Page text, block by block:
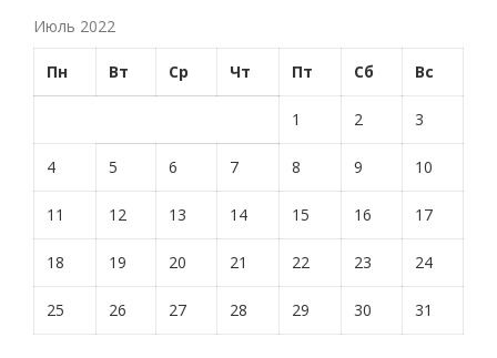
Июль 2022
Пн Вт Ср Чт Пт Сб Вс
1 2 3
4 5 6 7 8 9 10
11 12 13 14 15 16 17
18 19 20 21 22 23 24
25 26 27 28 29 30 31